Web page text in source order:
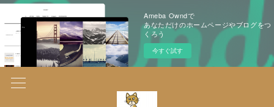
Ameba Owndで
あなただけのホームページやブログをつ
くろう
今すぐ試す